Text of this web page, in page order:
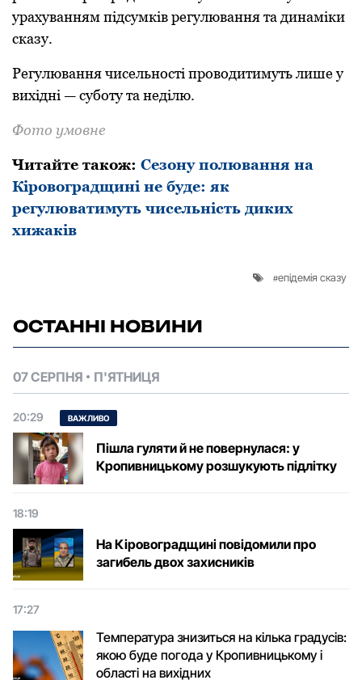
урахуванням підсумків регулювання та динаміки
сказу.
Регулювання чисельності проводитимуть лише у
вихідні — суботу та неділю.
Фото умовне
Читайте також: Сезону полювання на
Кіровоградщині не буде: як
регулюватимуть чисельність диких
хижаків
епідемія сказу
ОСТАННІ НОВИНИ
07 СЕРПНЯ П'ЯТНИЦЯ
20:29 ВАЖЛИВО
Пішла гуляти й не повернулася: у
Кропивницькому розшукують підлітку
18:19
На Кіровоградщині повідомили про
загибель двох захисників
17:27
Температура знизиться на кілька градусів:
якою буде погода у Кропивницькому і
області на вихідних